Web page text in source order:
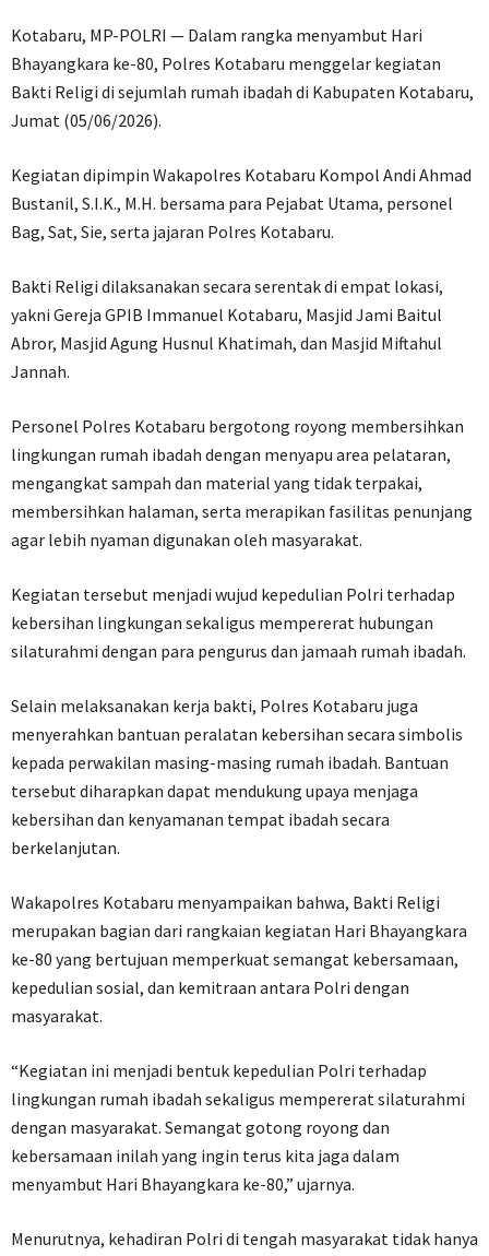
Kotabaru, MP-POLRI — Dalam rangka menyambut Hari
Bhayangkara ke-80, Polres Kotabaru menggelar kegiatan
Bakti Religi di sejumlah rumah ibadah di Kabupaten Kotabaru,
Jumat (05/06/2026).
Kegiatan dipimpin Wakapolres Kotabaru Kompol Andi Ahmad
Bustanil, S.I.K., M.H. bersama para Pejabat Utama, personel
Bag, Sat, Sie, serta jajaran Polres Kotabaru.
Bakti Religi dilaksanakan secara serentak di empat lokasi,
yakni Gereja GPIB Immanuel Kotabaru, Masjid Jami Baitul
Abror, Masjid Agung Husnul Khatimah, dan Masjid Miftahul
Jannah.
Personel Polres Kotabaru bergotong royong membersihkan
lingkungan rumah ibadah dengan menyapu area pelataran,
mengangkat sampah dan material yang tidak terpakai,
membersihkan halaman, serta merapikan fasilitas penunjang
agar lebih nyaman digunakan oleh masyarakat.
Kegiatan tersebut menjadi wujud kepedulian Polri terhadap
kebersihan lingkungan sekaligus mempererat hubungan
silaturahmi dengan para pengurus dan jamaah rumah ibadah.
Selain melaksanakan kerja bakti, Polres Kotabaru juga
menyerahkan bantuan peralatan kebersihan secara simbolis
kepada perwakilan masing-masing rumah ibadah. Bantuan
tersebut diharapkan dapat mendukung upaya menjaga
kebersihan dan kenyamanan tempat ibadah secara
berkelanjutan.
Wakapolres Kotabaru menyampaikan bahwa, Bakti Religi
merupakan bagian dari rangkaian kegiatan Hari Bhayangkara
ke-80 yang bertujuan memperkuat semangat kebersamaan,
kepedulian sosial, dan kemitraan antara Polri dengan
masyarakat.
“Kegiatan ini menjadi bentuk kepedulian Polri terhadap
lingkungan rumah ibadah sekaligus mempererat silaturahmi
dengan masyarakat. Semangat gotong royong dan
kebersamaan inilah yang ingin terus kita jaga dalam
menyambut Hari Bhayangkara ke-80,” ujarnya.
Menurutnya, kehadiran Polri di tengah masyarakat tidak hanya